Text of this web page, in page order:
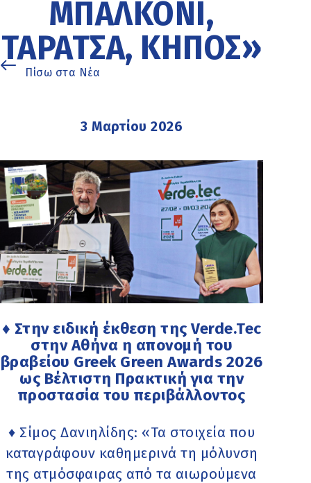
ΜΠΑΛΚΌΝΙ,
ΤΑΡΆΤΣΑ, ΚΉΠΟΣ»
Πίσω στα Νέα
3 Μαρτίου 2026
♦ Στην ειδική έκθεση της Verde.Tec
στην Αθήνα η απονομή του
βραβείου Greek Green Awards 2026
ως Βέλτιστη Πρακτική για την
προστασία του περιβάλλοντος
♦ Σίμος Δανιηλίδης: «Τα στοιχεία που
καταγράφουν καθημερινά τη μόλυνση
της ατμόσφαιρας από τα αιωρούμενα